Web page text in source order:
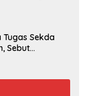
Tugas Sekda
Sebut